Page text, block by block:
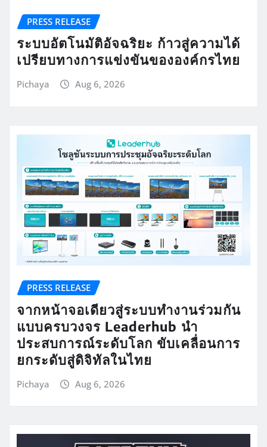
PRESS RELEASE
ระบบอัตโนมัติอัจฉริยะ ก้าวสู่ความได้
เปรียบทางการแข่งขันขององค์กรไทย
Pichaya Aug 6, 2026
PRESS RELEASE
จากหน้าจอเดียวสู่ระบบทำงานร่วมกัน
แบบครบวงจร Leaderhub นำ
ประสบการณ์ระดับโลก ขับเคลื่อนการ
ยกระดับสู่ดิจิทัลในไทย
Pichaya Aug 6, 2026